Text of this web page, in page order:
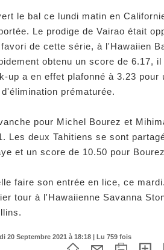
le bal ce lundi matin en
Le prodige de Vairao était
de cette série, à l'Hawaiien
obtenu un score de 6.17,
up a en effet plafonné à 3.23
prématurée.
pour Michel Bourez et
Les deux Tahitiens se sont
et un score de 10.50 pour
faire son entrée en lice, ce
tour à l'Hawaiienne Savanna
20 Septembre 2021 à 18:18 | Lu 759 fois